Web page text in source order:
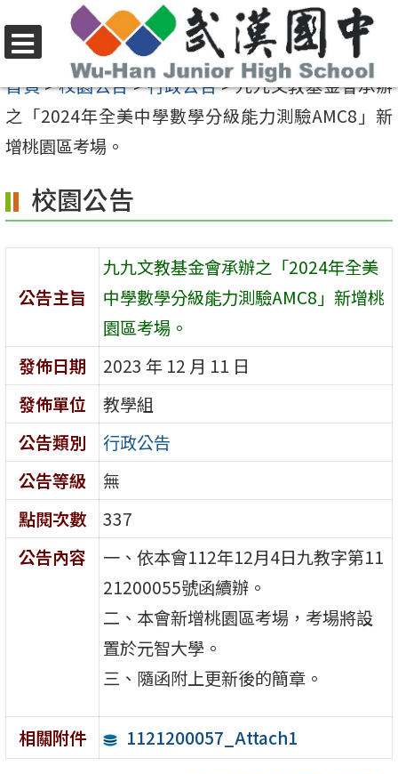
至
要
內
區
選
單
首頁>校園公告>行政公告>九九文教基金會承辦
之「2024年全美中學數學分級能力測驗AMC8」新
增桃園區考場。
校園公告
公告主旨
九九文教基金會承辦之「2024年全美
中學數學分級能力測驗AMC8」新增桃
園區考場。
發佈日期
2023 年 12 月 11 日
發佈單位
教學組
公告類別
行政公告
公告等級
無
點閱次數
337
公告內容
一、依本會112年12月4日九教字第11
21200055號函續辦。
二、本會新增桃園區考場，考場將設
置於元智大學。
三、隨函附上更新後的簡章。
相關附件 1121200057_Attach1